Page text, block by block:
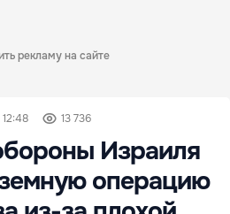
рекламу на сайте
13 736
Израиля
операцию